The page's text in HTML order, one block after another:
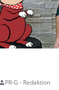
PR-G - Redaktion